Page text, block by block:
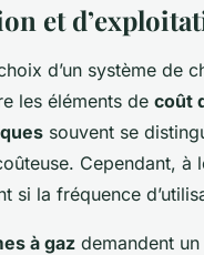
et
d’un système de
les éléments de coût
souvent se
Cependant, à
si la fréquence
à gaz demandent